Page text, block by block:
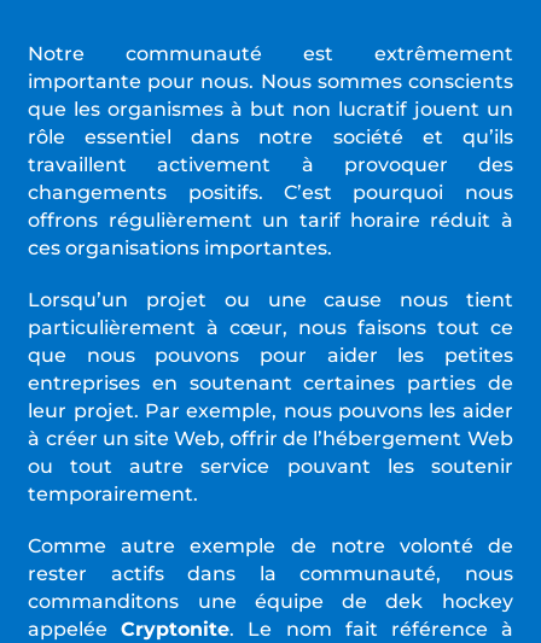
Notre communauté est extrêmement
importante pour nous. Nous sommes conscients
que les organismes à but non lucratif jouent un
rôle essentiel dans notre société et qu’ils
travaillent activement à provoquer des
changements positifs. C’est pourquoi nous
offrons régulièrement un tarif horaire réduit à
ces organisations importantes.
Lorsqu’un projet ou une cause nous tient
particulièrement à cœur, nous faisons tout ce
que nous pouvons pour aider les petites
entreprises en soutenant certaines parties de
leur projet. Par exemple, nous pouvons les aider
à créer un site Web, offrir de l’hébergement Web
ou tout autre service pouvant les soutenir
temporairement.
Comme autre exemple de notre volonté de
rester actifs dans la communauté, nous
commanditons une équipe de dek hockey
appeléeCryptonite. Le nom fait référence à